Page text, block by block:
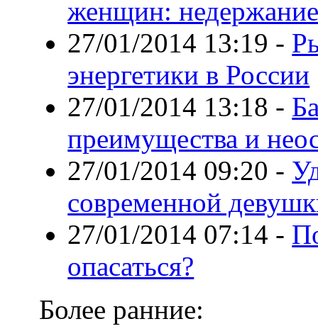
женщин:
27/01/2014 13:19 -
энергетики в России
27/01/2014 13:18 -
преимущества и
27/01/2014 09:20 -
современной
27/01/2014 07:14 -
опасаться?
Более ранние: